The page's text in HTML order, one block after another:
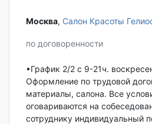
Москва‎, Салон Красоты
по договоренности
•График 2/2 с 9-21ч.
Оформление по трудовой
материалы, салона. Все
оговариваются на
сотруднику индивидуальный